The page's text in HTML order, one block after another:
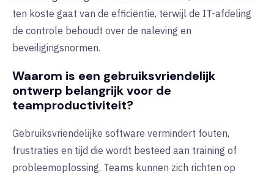
ten koste gaat van de efficiëntie, terwijl de IT-afdeling
de controle behoudt over de naleving en
beveiligingsnormen.
Waarom is een gebruiksvriendelijk
ontwerp belangrijk voor de
teamproductiviteit?
Gebruiksvriendelijke software vermindert fouten,
frustraties en tijd die wordt besteed aan training of
probleemoplossing. Teams kunnen zich richten op